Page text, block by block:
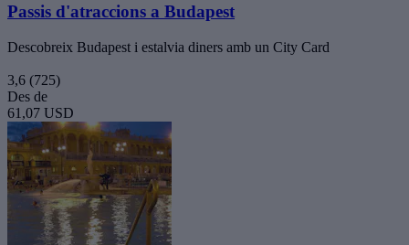
Passis d'atraccions a Budapest
Descobreix Budapest i estalvia diners amb un City Card
3,6 (725)
Des de
61,07 USD